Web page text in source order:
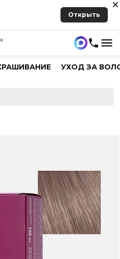
Открыть
УХОД ЗА